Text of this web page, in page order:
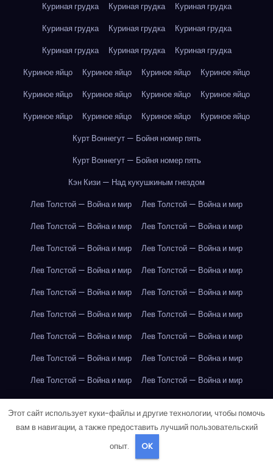
Куриная грудка
Куриная грудка
Куриная грудка
Куриная грудка
Куриная грудка
Куриная грудка
Куриная грудка
Куриная грудка
Куриная грудка
Куриное яйцо
Куриное яйцо Куриное яйцо
Куриное яйцо
Куриное яйцо
Куриное яйцо Куриное яйцо
Куриное яйцо
Куриное яйцо
Куриное яйцо Куриное яйцо
Куриное яйцо
Курт Воннегут — Бойня номер пять
Курт Воннегут — Бойня номер пять
Кэн Кизи — Над кукушкиным гнездом
Лев Толстой — Война и мир
Лев Толстой — Война и мир
Лев Толстой — Война и мир
Лев Толстой — Война и мир
Лев Толстой — Война и мир
Лев Толстой — Война и мир
Лев Толстой — Война и мир
Лев Толстой — Война и мир
Лев Толстой — Война и мир
Лев Толстой — Война и мир
Лев Толстой — Война и мир
Лев Толстой — Война и мир
Лев Толстой — Война и мир
Лев Толстой — Война и мир
Лев Толстой — Война и мир
Лев Толстой — Война и мир
Лев Толстой — Война и мир
Лев Толстой — Война и мир
Лондон
Лондон Лондон Лондон Лондон
Лондон
Лондон
Лондон Лондон Лондон Лондон
Лондон
Лондон Лондон
Этот сайт использует куки-файлы и другие технологии, чтобы помочь
вам в навигации, а также предоставить лучший пользовательский
опыт.
OK